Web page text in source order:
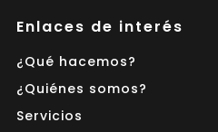
Enlaces de interés
¿Qué hacemos?
¿Quiénes somos?
Servicios